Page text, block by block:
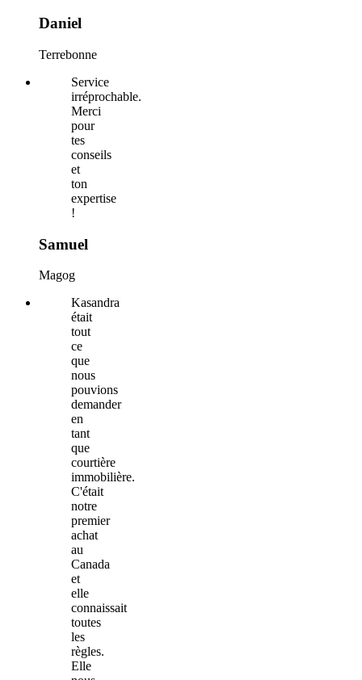
Daniel
Terrebonne
Service
irréprochable.
Merci
pour
tes
conseils
et
ton
expertise
!
Samuel
Magog
Kasandra
était
tout
ce
que
nous
pouvions
demander
en
tant
que
courtière
immobilière.
C'était
notre
premier
achat
au
Canada
et
elle
connaissait
toutes
les
règles.
Elle